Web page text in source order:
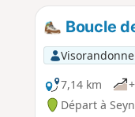
Boucle
7,14 km
Départ à